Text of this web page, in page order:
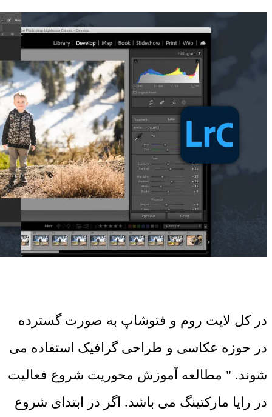
در کل لایت روم و فتوشاپ به صورت گسترده
در حوزه عکاسی و طراحی گرافیک استفاده می
شوند. " مطالعه آموزش محوریت شروع فعالیت
در رایا مارکتینگ می باشد. اگر در ابتدای شروع